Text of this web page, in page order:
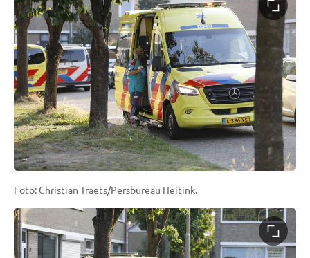
Foto: Christian Traets/Persbureau Heitink.